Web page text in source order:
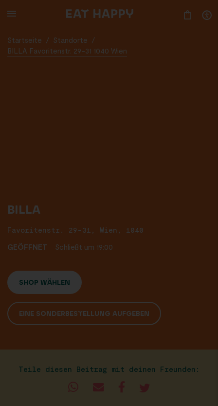
TO
Startseite / Standorte
/
BILLA Favoritenstr. 29-31 1040 Wien
BILLA
Favoritenstr. 29-31, Wien, 1040
GEÖFFNET
Schließt um 19:00
SHOP WÄHLEN
EINE SONDERBESTELLUNG AUFGEBEN
Teile diesen Beitrag mit deinen Freunden: